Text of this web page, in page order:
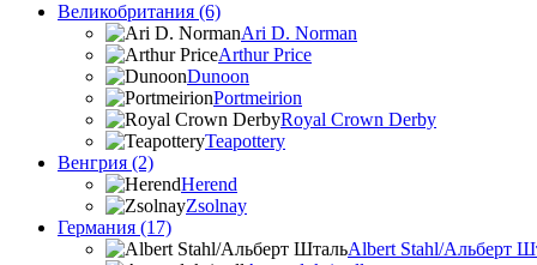
Великобритания (6)
Ari D. Norman
Arthur Price
Dunoon
Portmeirion
Royal Crown Derby
Teapottery
Венгрия (2)
Herend
Zsolnay
Германия (17)
Albert Stahl/Альбеpт